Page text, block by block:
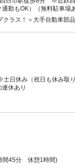
通勤もOK）（無料駐車場
クラス！＞大手自動車部
日休み（祝日も休み取
休あり
間45分 休憩1時間)